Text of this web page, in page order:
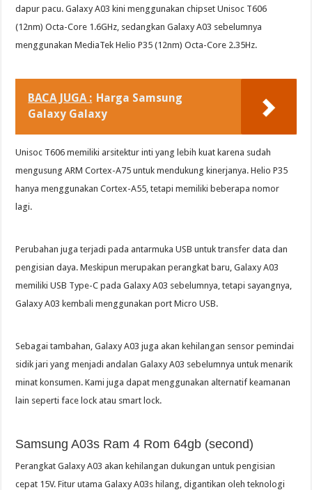
dapur pacu. Galaxy A03 kini menggunakan chipset Unisoc T606
(12nm) Octa-Core 1.6GHz, sedangkan Galaxy A03 sebelumnya
menggunakan MediaTek Helio P35 (12nm) Octa-Core 2.35Hz.
BACA JUGA : Harga Samsung
Galaxy Galaxy
Unisoc T606 memiliki arsitektur inti yang lebih kuat karena sudah
mengusung ARM Cortex-A75 untuk mendukung kinerjanya. Helio P35
hanya menggunakan Cortex-A55, tetapi memiliki beberapa nomor
lagi.
Perubahan juga terjadi pada antarmuka USB untuk transfer data dan
pengisian daya. Meskipun merupakan perangkat baru, Galaxy A03
memiliki USB Type-C pada Galaxy A03 sebelumnya, tetapi sayangnya,
Galaxy A03 kembali menggunakan port Micro USB.
Sebagai tambahan, Galaxy A03 juga akan kehilangan sensor pemindai
sidik jari yang menjadi andalan Galaxy A03 sebelumnya untuk menarik
minat konsumen. Kami juga dapat menggunakan alternatif keamanan
lain seperti face lock atau smart lock.
Samsung A03s Ram 4 Rom 64gb (second)
Perangkat Galaxy A03 akan kehilangan dukungan untuk pengisian
cepat 15V. Fitur utama Galaxy A03s hilang, digantikan oleh teknologi